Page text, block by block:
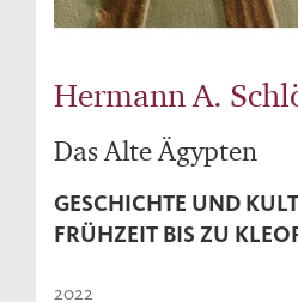
Hermann A.
Das Alte Ägypten
GESCHICHTE UND
FRÜHZEIT BIS ZU
2022